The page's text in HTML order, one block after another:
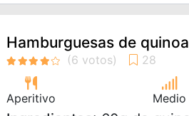
Hamburguesas de
Aperitivo Medio